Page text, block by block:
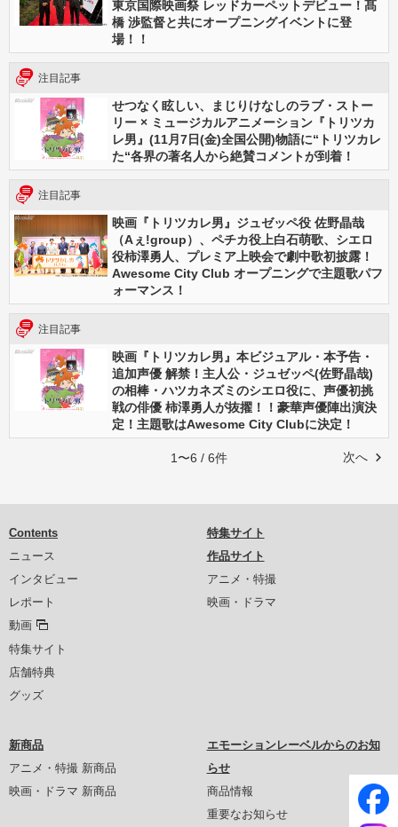
東京国際映画祭 レッドカーペットデビュー！髙
橋 渉監督と共にオープニングイベントに登
場！！
注目記事
せつなく眩しい、まじりけなしのラブ・ストー
リー × ミュージカルアニメーション『トリツカ
レ男』(11月7日(金)全国公開)物語に“トリツカレ
た“各界の著名人から絶賛コメントが到着！
注目記事
映画『トリツカレ男』ジュゼッペ役 佐野晶哉
（Aぇ!group）、ペチカ役上白石萌歌、シエロ
役柿澤勇人、プレミア上映会で劇中歌初披露！
Awesome City Club オープニングで主題歌パフ
ォーマンス！
注目記事
映画『トリツカレ男』本ビジュアル・本予告・
追加声優 解禁！主人公・ジュゼッペ(佐野晶哉)
の相棒・ハツカネズミのシエロ役に、声優初挑
戦の俳優 柿澤勇人が抜擢！！豪華声優陣出演決
定！主題歌はAwesome City Clubに決定！
次へ
1〜6 / 6件
Contents
ニュース
インタビュー
レポート
動画
特集サイト
店舗特典
グッズ
特集サイト
作品サイト
アニメ・特撮
映画・ドラマ
新商品
アニメ・特撮 新商品
映画・ドラマ 新商品
エモーションレーベルからのお知
らせ
商品情報
重要なお知らせ